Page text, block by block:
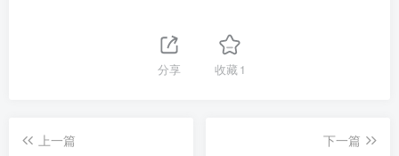
分享 收藏1
上一篇
下一篇